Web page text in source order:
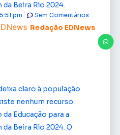
Beira Rio 2024.
Redação EDNews
5:51 pm Sem Comentários
claro à população
nenhum recurso
Educação para a
Beira Rio 2024. O